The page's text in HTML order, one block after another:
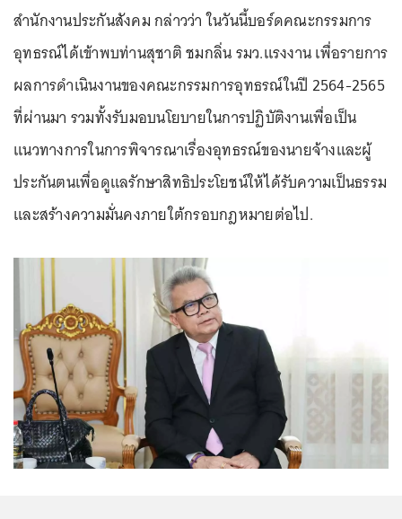
สำนักงานประกันสังคม กล่าวว่า ในวันนี้บอร์ดคณะกรรมการ
อุทธรณ์ได้เข้าพบท่านสุชาติ ชมกลิ่น รมว.แรงงาน เพื่อรายการ
ผลการดำเนินงานของคณะกรรมการอุทธรณ์ในปี 2564-2565
ที่ผ่านมา รวมทั้งรับมอบนโยบายในการปฏิบัติงานเพื่อเป็น
แนวทางการในการพิจารณาเรื่องอุทธรณ์ของนายจ้างและผู้
ประกันตนเพื่อดูแลรักษาสิทธิประโยชน์ให้ได้รับความเป็นธรรม
และสร้างความมั่นคงภายใต้กรอบกฎหมายต่อไป.